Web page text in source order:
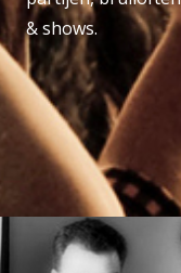
& shows.